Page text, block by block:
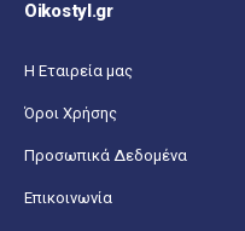
Oikostyl.gr
Η Εταιρεία μας
Όροι Χρήσης
Προσωπικά Δεδομένα
Επικοινωνία